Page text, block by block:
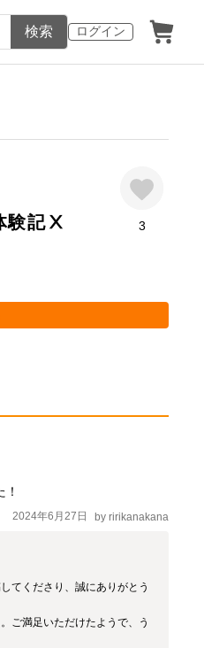
ログイン
検索
験記Ⅹ 3
2024年6月27日 by ririkanakana
てくださり、誠にありがとう
ご満足いただけたようで、う